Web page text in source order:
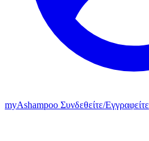
myAshampoo Συνδεθείτε/Εγγραφείτε